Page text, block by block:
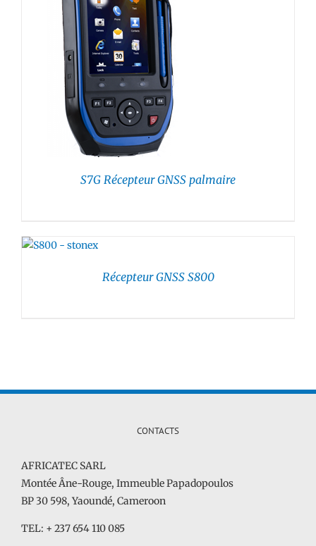
S7G Récepteur GNSS palmaire
Récepteur GNSS S800
CONTACTS
AFRICATEC SARL
Montée Âne-Rouge, Immeuble Papadopoulos
BP 30 598, Yaoundé, Cameroon
​TEL: + 237 654 110 085